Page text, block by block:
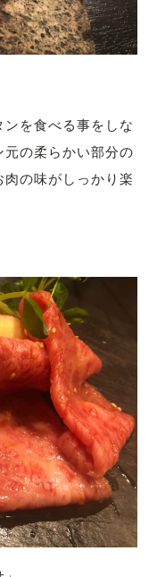
を食べる事をしな
の柔らかい部分の
の味がしっかり楽